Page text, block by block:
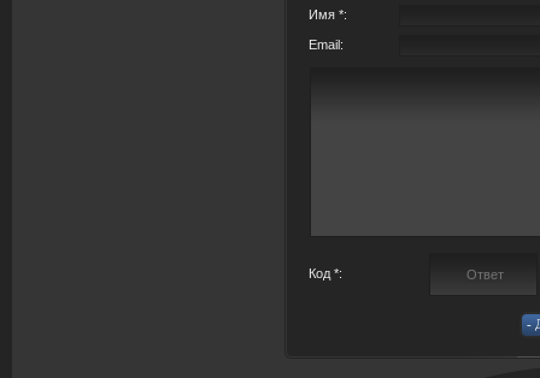
Имя *:
Email:
Код *: